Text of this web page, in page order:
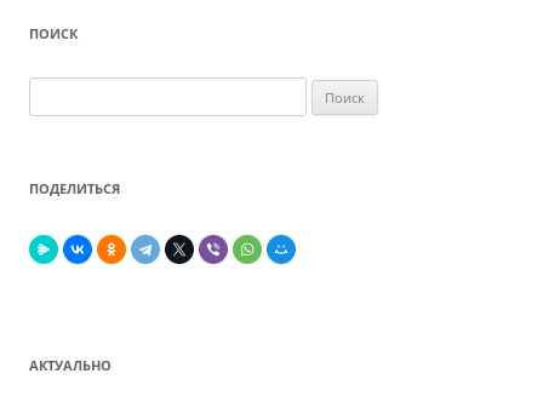
ПОИСК
ПОДЕЛИТЬСЯ
АКТУАЛЬНО